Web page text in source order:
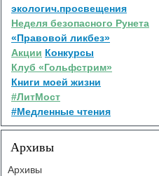
экологич.просвещения
Неделя безопасного Рунета
«Правовой ликбез»
Акции Конкурсы
Клуб «Гольфстрим»
Книги моей жизни
#ЛитМост
#Медленные чтения
Архивы
Архивы